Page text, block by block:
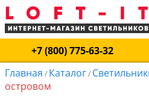
+7 (800) 775-63-32
Главная / Каталог/
островом